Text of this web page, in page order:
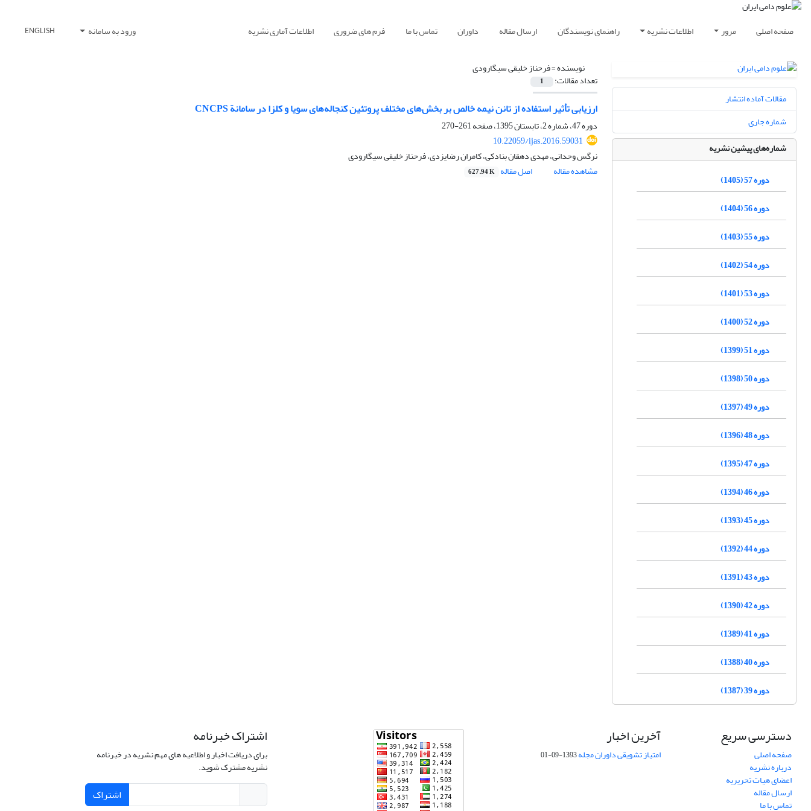
صفحه اصلی مرور اطلاعات نشریه راهنمای نویسندگان ارسال مقاله داوران تماس با ما فرم های ضروری اطلاعات آماری نشریه ورود به سامانه ENGLISH
نویسنده =فرحناز خلیقی سیگارودی
تعداد مقالات: 1
ارزیابی تأثیر استفاده از تانن نیمه خالص بر بخش‌های مختلف پروتئین کنجاله‌های سویا و کلزا در سامانة CNCPS
دوره 47، شماره 2، تابستان 1395، صفحه
261-270
10.22059/ijas.2016.59031
نرگس وحدانی، مهدی دهقان بنادکی، کامران رضایزدی، فرحناز خلیقی سیگارودی
مشاهده مقاله
اصل مقاله 627.94 K
مقالات آماده انتشار
شماره جاری
شماره‌های پیشین نشریه
دوره 57 (1405)
دوره 56 (1404)
دوره 55 (1403)
دوره 54 (1402)
دوره 53 (1401)
دوره 52 (1400)
دوره 51 (1399)
دوره 50 (1398)
دوره 49 (1397)
دوره 48 (1396)
دوره 47 (1395)
دوره 46 (1394)
دوره 45 (1393)
دوره 44 (1392)
دوره 43 (1391)
دوره 42 (1390)
دوره 41 (1389)
دوره 40 (1388)
دوره 39 (1387)
دسترسی سریع
صفحه اصلی
درباره نشریه
اعضای هیات تحریریه
ارسال مقاله
تماس با ما
آخرین اخبار
امتیاز تشویقی داوران مجله1393-09-01
اشتراک خبرنامه
برای دریافت اخبار و اطلاعیه های مهم نشریه در خبرنامه
نشریه مشترک شوید.
اشتراک